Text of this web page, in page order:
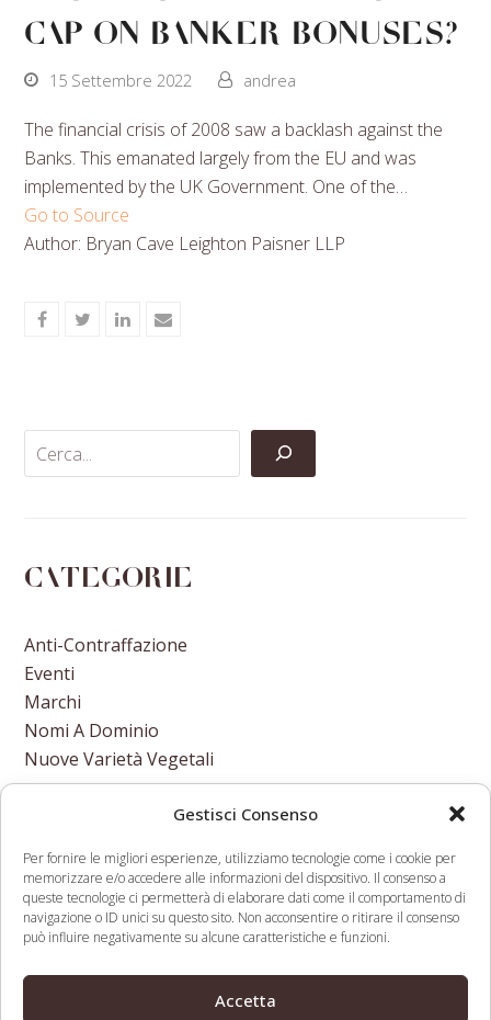
Gestisci Consenso
Per fornire le migliori esperienze, utilizziamo tecnologie come i cookie per
memorizzare e/o accedere alle informazioni del dispositivo. Il consenso a
queste tecnologie ci permetterà di elaborare dati come il comportamento di
navigazione o ID unici su questo sito. Non acconsentire o ritirare il consenso
può influire negativamente su alcune caratteristiche e funzioni.
Accetta
cap on banker bonuses?
15 Settembre 2022 andrea
The financial crisis of 2008 saw a backlash against the
Banks. This emanated largely from the EU and was
implemented by the UK Government. One of the…
Go to Source
Author: Bryan Cave Leighton Paisner LLP
ShareShareShareShare
Categorie
Anti-Contraffazione
Eventi
Marchi
Nomi A Dominio
Nuove Varietà Vegetali
previous
Entry into force of Italy’s Annual Law
for Competition (Legge annuale per il
mercato e la concorrenza 2021)
Brings Far-Reaching Changes to the
Italian Competition Law and
next
UDRP
filers have
research